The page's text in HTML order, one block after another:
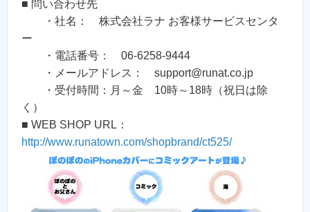
■ 問い合わせ先
・社名： 株式会社ラナ お客様サービスセンタ
ー
・電話番号： 06-6258-9444
・メールアドレス： support@runat.co.jp
・受付時間：月～金 10時～18時（祝日は除
く）
■ WEB SHOP URL：
http://www.runatown.com/shopbrand/ct525/